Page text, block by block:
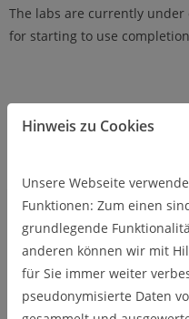
The labs are currently
for starting to use
Sensors
© Paffenholz
Hinweis zu Cookies
Unsere Webseite
Funktionen: Zum einen
grundlegende
anderen können wir mit
für Sie immer weiter
pseudonymisierte Daten